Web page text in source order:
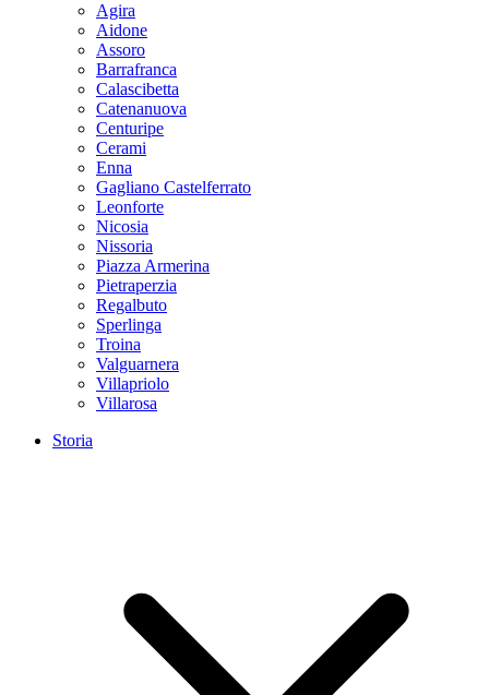
Agira
Aidone
Assoro
Barrafranca
Calascibetta
Catenanuova
Centuripe
Cerami
Enna
Gagliano Castelferrato
Leonforte
Nicosia
Nissoria
Piazza Armerina
Pietraperzia
Regalbuto
Sperlinga
Troina
Valguarnera
Villapriolo
Villarosa
Storia